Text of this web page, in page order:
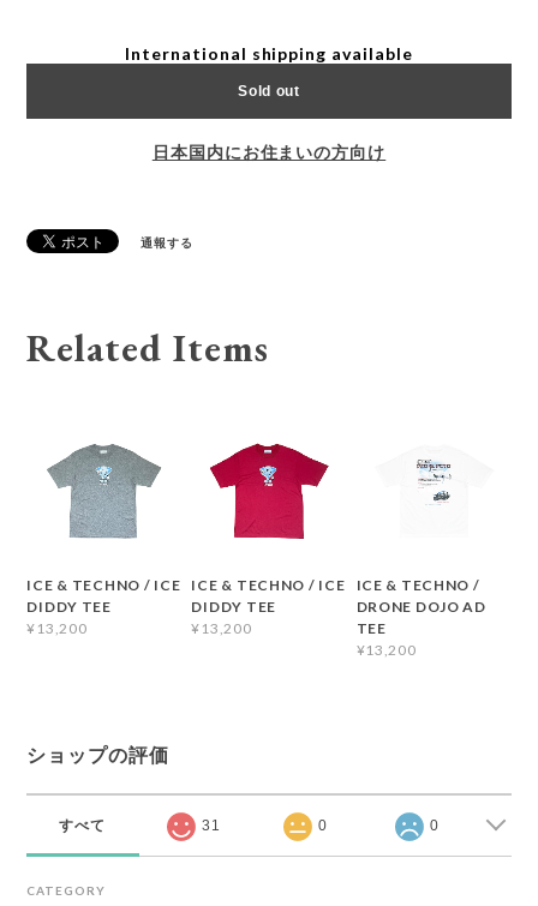
International shipping available
Sold out
日本国内にお住まいの方向け
通報する
Related Items
ICE & TECHNO / ICE
DIDDY TEE
¥13,200
ICE & TECHNO / ICE
DIDDY TEE
¥13,200
ICE & TECHNO /
DRONE DOJO AD
TEE
¥13,200
ショップの評価
すべて 31 0 0
CATEGORY